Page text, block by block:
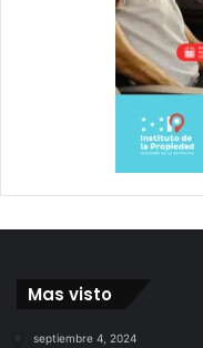
Mas visto
septiembre 4, 2024